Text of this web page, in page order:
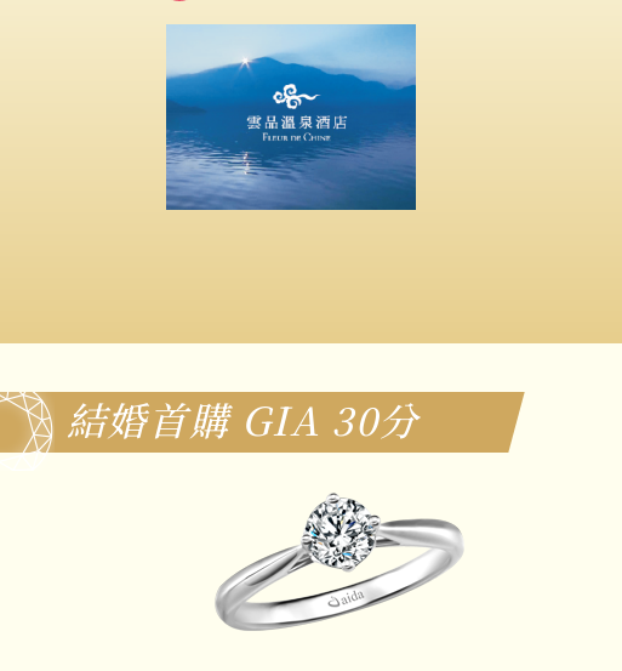
結婚首購 GIA 30分